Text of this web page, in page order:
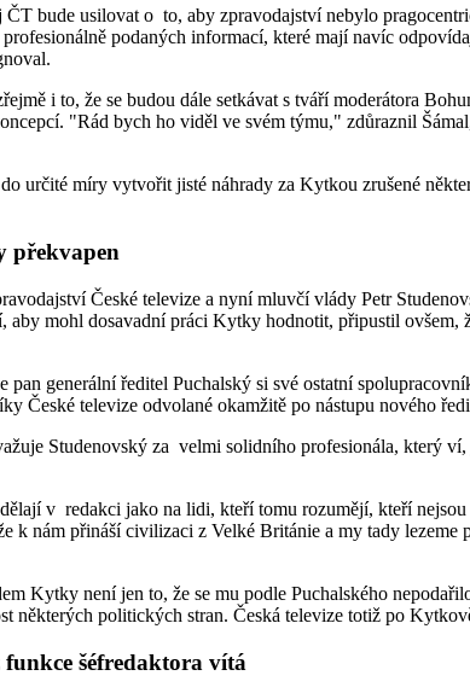
bude usilovat o to, aby zpravodajství nebylo
podaných informací, které mají navíc
i to, že se budou dále setkávat s tváří moderátora
"Rád bych ho viděl ve svém týmu," zdůraznil
určité míry vytvořit jisté náhrady za Kytkou zrušené
překvapen
České televize a nyní mluvčí vlády Petr
aby mohl dosavadní práci Kytky hodnotit, připustil ovšem,
pan generální ředitel Puchalský si své ostatní
České televize odvolané okamžitě po nástupu nového
Studenovský za velmi solidního profesionála, který
v redakci jako na lidi, kteří tomu rozumějí, kteří
k nám přináší civilizaci z Velké Británie a my tady
Kytky není jen to, že se mu podle Puchalského
některých politických stran. Česká televize totiž po
šéfredaktora vítá